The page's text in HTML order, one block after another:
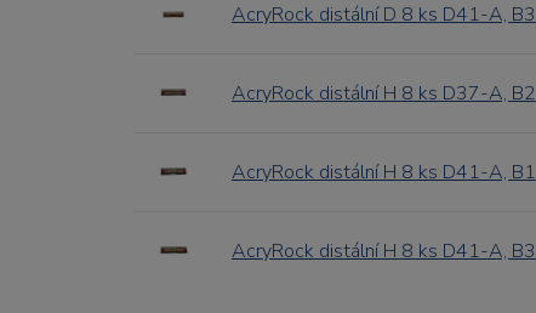
AcryRock distální D 8 ks D41-A, B3
AcryRock distální H 8 ks D37-A, B2
AcryRock distální H 8 ks D41-A, B1
AcryRock distální H 8 ks D41-A, B3